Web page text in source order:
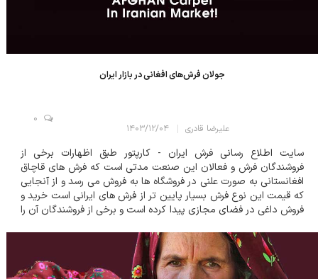
جولان فرش‌های افغانی در بازار ایران
علیرضا قادری ۱۴۰۳/۱۲/۰۴
0
سایت اطلاع رسانی فرش ایران - کارپتور طبق اظهارات برخی از
فروشندگان فرش و فعالان این صنعت مدتی است که فرش های قاچاق
افغانستانی به صورت علنی در فروشگاه ها به فروش می رسد و از آنجایی
که قیمت این نوع فرش بسیار پایین تر از فرش های ایرانی است خرید و
فروش داغی در فضای مجازی پیدا کرده است و برخی از فروشندگان آن را
دولتی به تولیدکنندگان...